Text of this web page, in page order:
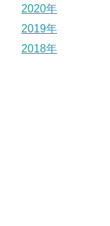
2020年
2019年
2018年